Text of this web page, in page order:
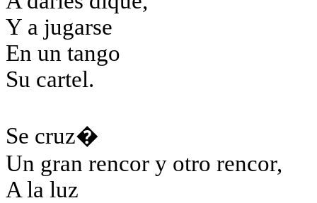
Y a jugarse
En un tango
Su cartel.
Se cruz�
Un gran rencor y otro rencor,
A la luz